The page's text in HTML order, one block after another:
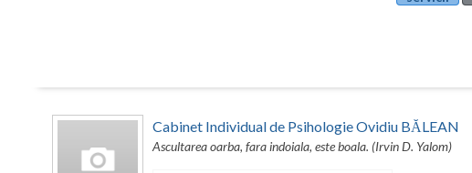
Cabinet Individual de Psihologie Ovidiu BĂLEAN
Ascultarea oarba, fara indoiala, este boala. (Irvin D. Yalom)